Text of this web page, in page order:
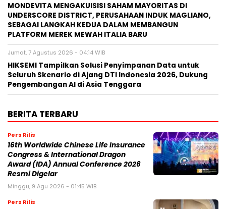
MONDEVITA MENGAKUISISI SAHAM MAYORITAS DI
UNDERSCORE DISTRICT, PERUSAHAAN INDUK MAGLIANO,
SEBAGAI LANGKAH KEDUA DALAM MEMBANGUN
PLATFORM MEREK MEWAH ITALIA BARU
Jumat, 7 Agustus 2026 - 04:14 WIB
HIKSEMI Tampilkan Solusi Penyimpanan Data untuk
Seluruh Skenario di Ajang DTI Indonesia 2026, Dukung
Pengembangan AI di Asia Tenggara
BERITA TERBARU
Pers Rilis
16th Worldwide Chinese Life Insurance
Congress & International Dragon
Award (IDA) Annual Conference 2026
Resmi Digelar
Minggu, 9 Agu 2026 - 01:45 WIB
Pers Rilis